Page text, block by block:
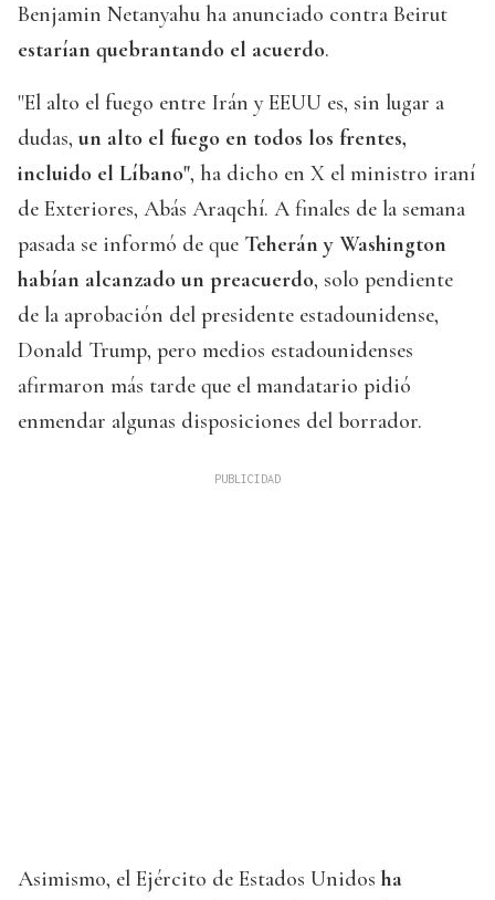
Benjamin Netanyahu ha anunciado contra Beirut
estarían quebrantando el acuerdo.
"El alto el fuego entre Irán y EEUU es, sin lugar a
dudas, un alto el fuego en todos los frentes,
incluido el Líbano", ha dicho en X el ministro iraní
de Exteriores, Abás Araqchí. A finales de la semana
pasada se informó de que Teherán y Washington
habían alcanzado un preacuerdo, solo pendiente
de la aprobación del presidente estadounidense,
Donald Trump, pero medios estadounidenses
afirmaron más tarde que el mandatario pidió
enmendar algunas disposiciones del borrador.
Asimismo, el Ejército de Estados Unidos ha